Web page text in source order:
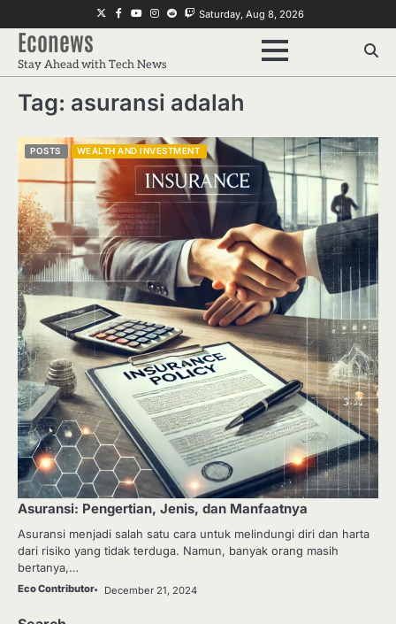
to
content
Twitter
Facebook
YoutubeInstagram
RedditTwitch
Saturday, Aug 8, 2026
Econews
Stay Ahead with Tech News
Tag: asuransi adalah
POSTS WEALTH AND INVESTMENT
Asuransi: Pengertian, Jenis, dan Manfaatnya
Asuransi menjadi salah satu cara untuk melindungi diri dan harta
dari risiko yang tidak terduga. Namun, banyak orang masih
bertanya,…
Eco Contributor December 21, 2024